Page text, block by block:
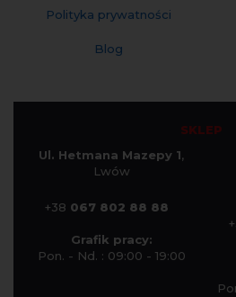
Polityka prywatności
Blog
SKLEP
Ul. Hetmana Mazepy 1,
Lwów
+38 067 802 88 88
Grafik pracy:
Pon. - Nd. : 09:00 - 19:00